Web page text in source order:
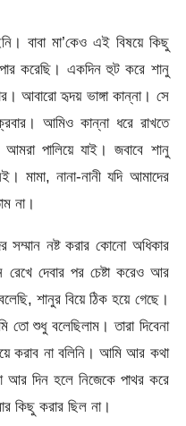
বাবা মা’কেও এই বিষয়ে কিছু
করেছি। একদিন হুট করে শানু
আবারো হৃদয় ভাঙ্গা কান্না। সে
আমিও কান্না ধরে রাখতে
পালিয়ে যাই। জবাবে শানু
মামা, নানা-নানী যদি আমাদের
না।
সম্মান নষ্ট করার কোনো অধিকার
দেবার পর চেষ্টা করেও আর
শানুর বিয়ে ঠিক হয়ে গেছে।
তো শুধু বলেছিলাম। তারা দিবেনা
করাব না বলিনি। আমি আর কথা
আর দিন হলে নিজেকে পাথর করে
কিছু করার ছিল না।